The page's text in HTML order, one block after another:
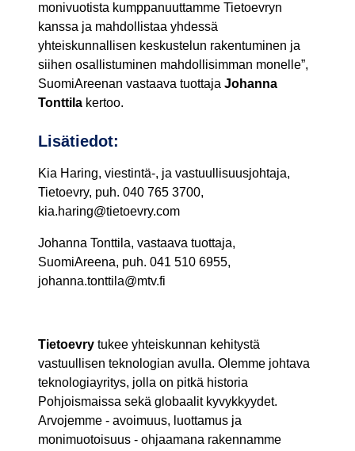
monivuotista kumppanuuttamme Tietoevryn
kanssa ja mahdollistaa yhdessä
yhteiskunnallisen keskustelun rakentuminen ja
siihen osallistuminen mahdollisimman monelle”,
SuomiAreenan vastaava tuottaja Johanna
Tonttila kertoo.
Lisätiedot:
Kia Haring, viestintä-, ja vastuullisuusjohtaja,
Tietoevry, puh. 040 765 3700,
kia.haring@tietoevry.com
Johanna Tonttila, vastaava tuottaja,
SuomiAreena, puh. 041 510 6955,
johanna.tonttila@mtv.fi
Tietoevry tukee yhteiskunnan kehitystä
vastuullisen teknologian avulla. Olemme johtava
teknologiayritys, jolla on pitkä historia
Pohjoismaissa sekä globaalit kyvykkyydet.
Arvojemme - avoimuus, luottamus ja
monimuotoisuus - ohjaamana rakennamme